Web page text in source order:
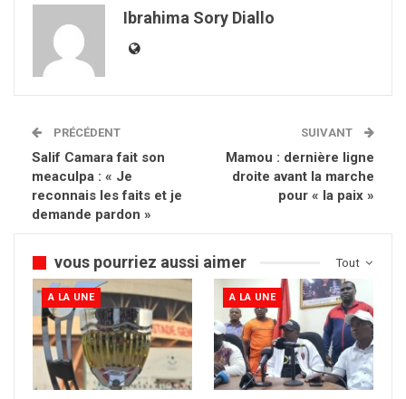
Ibrahima Sory Diallo
PRÉCÉDENT
Salif Camara fait son
meaculpa : « Je
reconnais les faits et je
demande pardon »
SUIVANT
Mamou : dernière ligne
droite avant la marche
pour « la paix »
Tout
vous pourriez aussi aimer
A LA UNE A LA UNE